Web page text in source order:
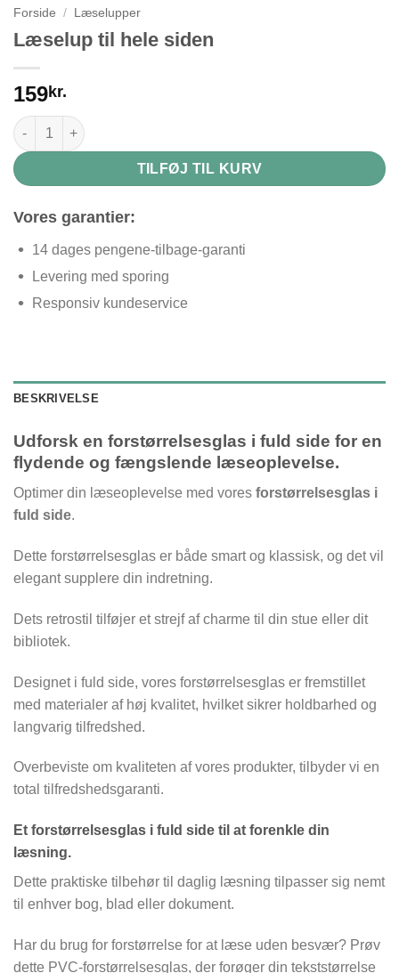
Forside / Læselupper
Læselup til hele siden
159kr.
Læselup til hele siden antal
TILFØJ TIL KURV
Vores garantier:
14 dages pengene-tilbage-garanti
Levering med sporing
Responsiv kundeservice
BESKRIVELSE
Udforsk en forstørrelsesglas i fuld side for en
flydende og fængslende læseoplevelse.
Optimer din læseoplevelse med vores forstørrelsesglas i
fuld side.
Dette forstørrelsesglas er både smart og klassisk, og det vil
elegant supplere din indretning.
Dets retrostil tilføjer et strejf af charme til din stue eller dit
bibliotek.
Designet i fuld side, vores forstørrelsesglas er fremstillet
med materialer af høj kvalitet, hvilket sikrer holdbarhed og
langvarig tilfredshed.
Overbeviste om kvaliteten af vores produkter, tilbyder vi en
total tilfredshedsgaranti.
Et forstørrelsesglas i fuld side til at forenkle din
læsning.
Dette praktiske tilbehør til daglig læsning tilpasser sig nemt
til enhver bog, blad eller dokument.
Har du brug for forstørrelse for at læse uden besvær? Prøv
dette PVC-forstørrelsesglas, der forøger din tekststørrelse